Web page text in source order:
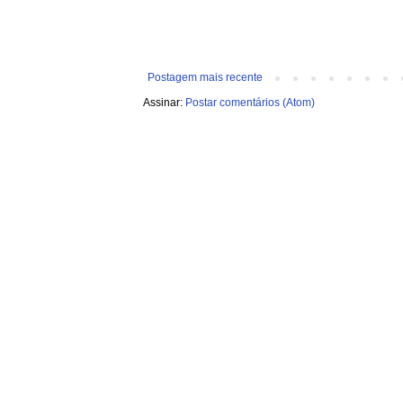
Postagem mais recente
Assinar: Postar comentários (Atom)